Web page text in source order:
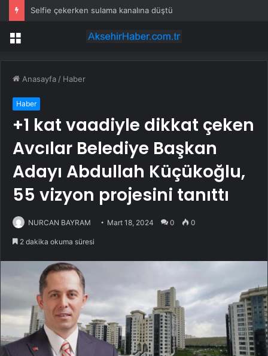
Menü
Anasayfa / Haber
Haber
+1 kat vaadiyle dikkat çeken
Avcılar Belediye Başkan
Adayı Abdullah Küçükoğlu,
55 vizyon projesini tanıttı
NURCAN BAYRAM Mart 18, 2024 0 0
2 dakika okuma süresi